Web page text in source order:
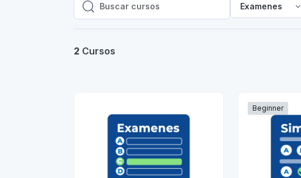
Buscar cursos
Buscar cursos
Examenes
2 Cursos
Beginner